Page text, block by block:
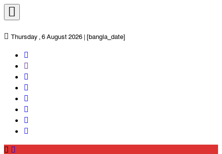
Thursday , 6 August 2026 | [bangla_date]